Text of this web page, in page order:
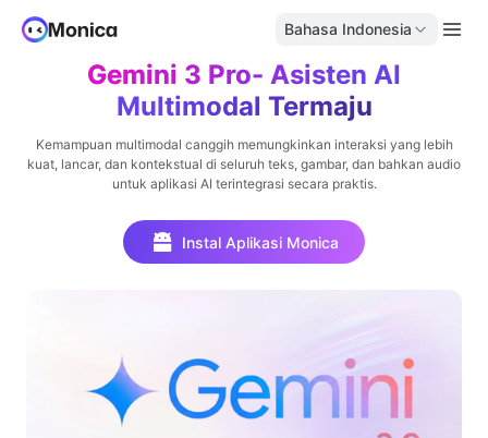
Bahasa Indonesia
Gemini 3 Pro- Asisten AI
Multimodal Termaju
Kemampuan multimodal canggih memungkinkan interaksi yang lebih
kuat, lancar, dan kontekstual di seluruh teks, gambar, dan bahkan audio
untuk aplikasi AI terintegrasi secara praktis.
Instal Aplikasi Monica